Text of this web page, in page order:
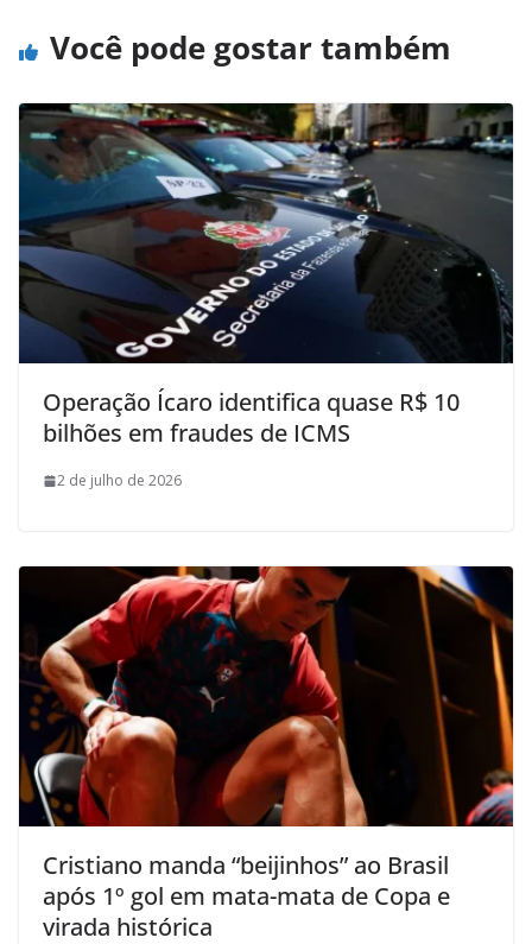
Você pode gostar também
Operação Ícaro identifica quase R$ 10
bilhões em fraudes de ICMS
2 de julho de 2026
Cristiano manda “beijinhos” ao Brasil
após 1º gol em mata-mata de Copa e
virada histórica